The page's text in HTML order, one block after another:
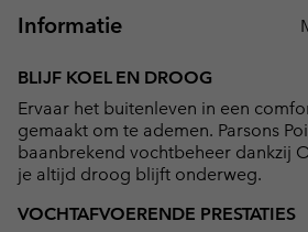
Informatie
BLIJF KOEL EN DROOG
Ervaar het buitenleven in een
gemaakt om te ademen. Parsons
baanbrekend vochtbeheer dankzij
je altijd droog blijft onderweg.
VOCHTAFVOERENDE PRESTATIES